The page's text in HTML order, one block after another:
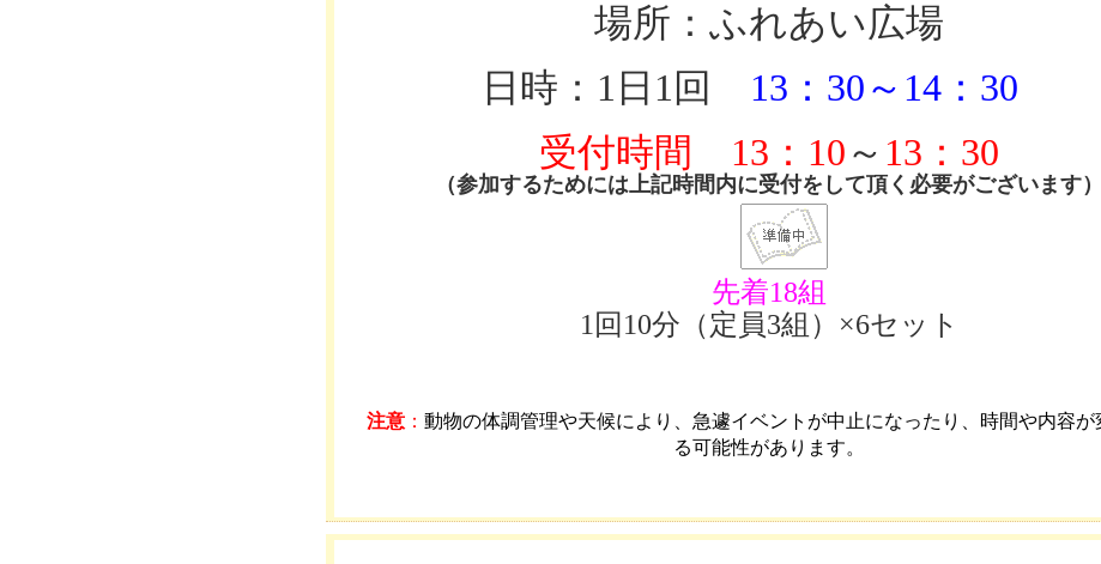
場所：ふれあい広場
日時：1日1回
13：30～14：30
受付時間
13：10～ 13：30
（参加するためには上記時間内に受付をして頂く必要がございます）
先着18組
1回10分（定員3組）×6セット
注意 ： 動物の体調管理や天候により、急遽イベントが中止になったり、時間や内容が
る可能性があります。